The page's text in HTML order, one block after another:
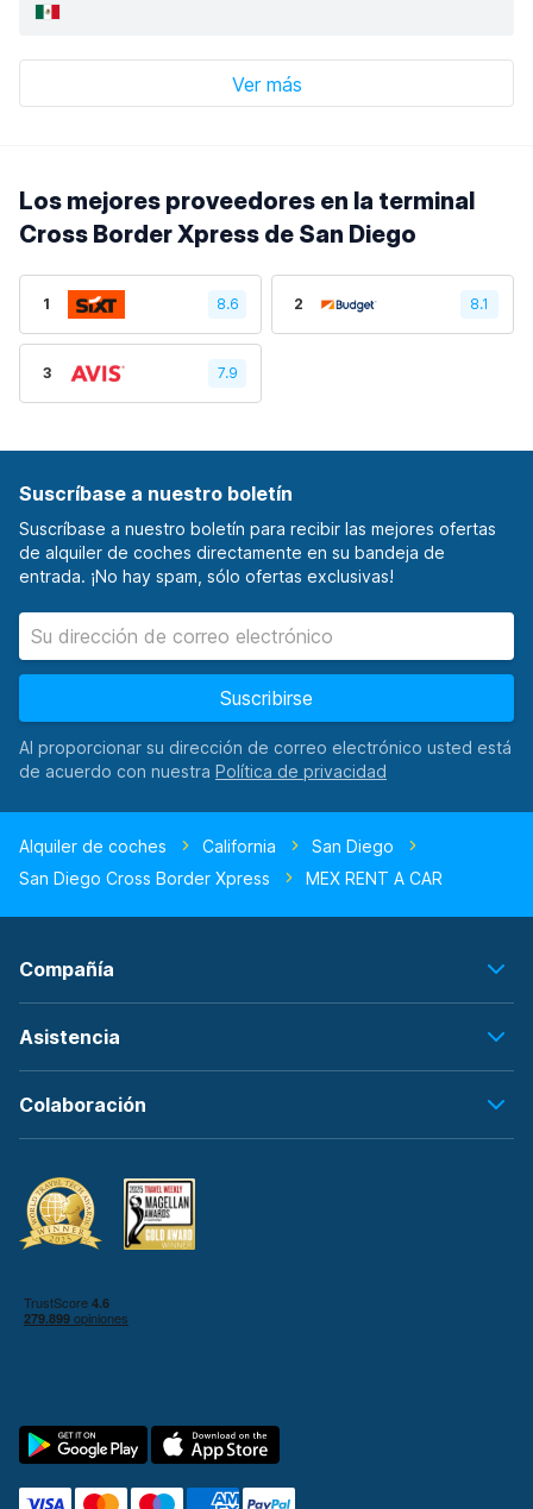
Ver más
Los mejores proveedores en la terminal
Cross Border Xpress de San Diego
1 8.6 2 8.1
3 7.9
Suscríbase a nuestro boletín
Suscríbase a nuestro boletín para recibir las mejores ofertas
de alquiler de coches directamente en su bandeja de
entrada. ¡No hay spam, sólo ofertas exclusivas!
Suscribirse
Al proporcionar su dirección de correo electrónico usted está
de acuerdo con nuestra
Alquiler de coches California
San Diego
San Diego Cross Border Xpress
MEX RENT A CAR
Compañía
Asistencia
Colaboración